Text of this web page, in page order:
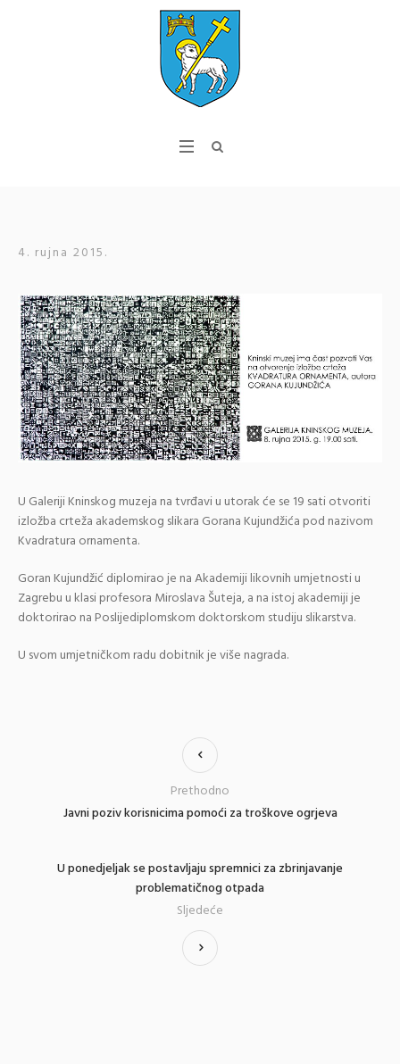
4. rujna 2015.
U Galeriji Kninskog muzeja na tvrđavi u utorak će se 19 sati otvoriti
izložba crteža akademskog slikara Gorana Kujundžića pod nazivom
Kvadratura ornamenta.
Goran Kujundžić diplomirao je na Akademiji likovnih umjetnosti u
Zagrebu u klasi profesora Miroslava Šuteja, a na istoj akademiji je
doktorirao na Poslijediplomskom doktorskom studiju slikarstva.
U svom umjetničkom radu dobitnik je više nagrada.
Javni poziv korisnicima pomoći za troškove ogrjeva
Prethodno
U ponedjeljak se postavljaju spremnici za zbrinjavanje
problematičnog otpada
Sljedeće